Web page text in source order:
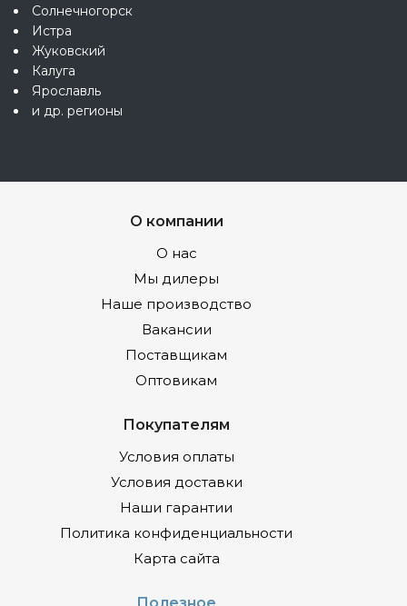
Солнечногорск
Истра
Жуковский
Калуга
Ярославль
и др. регионы
О компании
О нас
Мы дилеры
Наше производство
Вакансии
Поставщикам
Оптовикам
Покупателям
Условия оплаты
Условия доставки
Наши гарантии
Политика конфиденциальности
Карта сайта
Полезное